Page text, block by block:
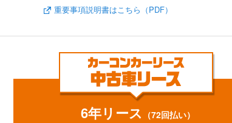
重要事項説明書はこちら（PDF）
6年リース （72回払い）